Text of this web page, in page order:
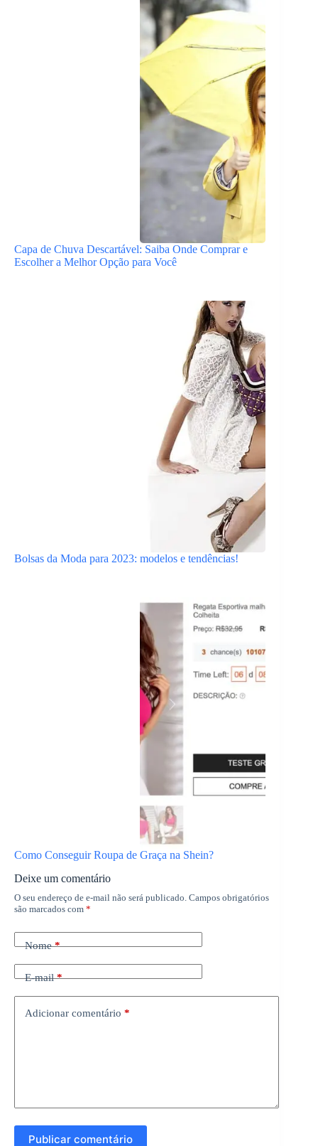
Capa de Chuva Descartável: Saiba Onde Comprar e
Escolher a Melhor Opção para Você
Bolsas da Moda para 2023: modelos e tendências!
Como Conseguir Roupa de Graça na Shein?
Deixe um comentário
O seu endereço de e-mail não será publicado. Campos obrigatórios
são marcados com *
Nome*
E-mail*
Adicionar comentário *
Publicar comentário